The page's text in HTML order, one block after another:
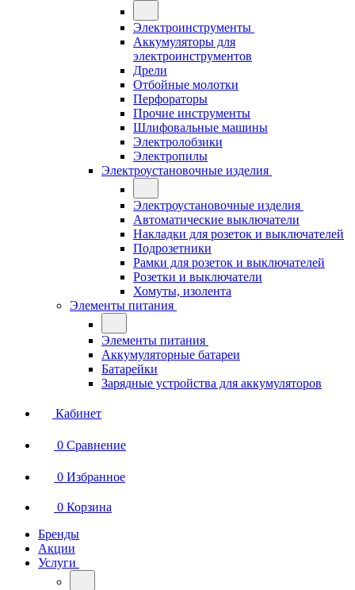
Электроинструменты
Аккумуляторы для
электроинструментов
Дрели
Отбойные молотки
Перфораторы
Прочие инструменты
Шлифовальные машины
Электролобзики
Электропилы
Электроустановочные изделия
Электроустановочные изделия
Автоматические выключатели
Накладки для розеток и выключателей
Подрозетники
Рамки для розеток и выключателей
Розетки и выключатели
Хомуты, изолента
Элементы питания
Элементы питания
Аккумуляторные батареи
Батарейки
Зарядные устройства для аккумуляторов
Кабинет
0 Сравнение
0 Избранное
0 Корзина
Бренды
Акции
Услуги